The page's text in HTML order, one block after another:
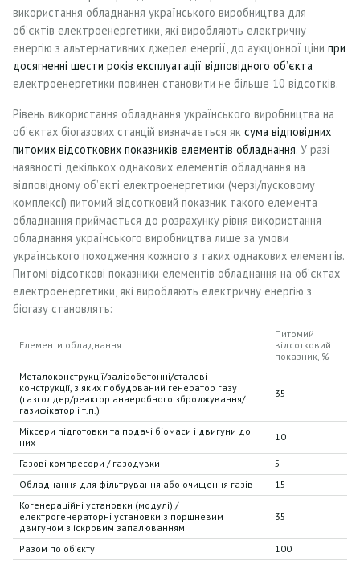
використання обладнання українського виробництва для
об’єктів електроенергетики, які виробляють електричну
енергію з альтернативних джерел енергії, до аукціонної ціни при
досягненні шести років експлуатації відповідного об’єкта
електроенергетики повинен становити не більше 10 відсотків.
Рівень використання обладнання українського виробництва на
об’єктах біогазових станцій визначається як сума відповідних
питомих відсоткових показників елементів обладнання. У разі
наявності декількох однакових елементів обладнання на
відповідному об’єкті електроенергетики (черзі/пусковому
комплексі) питомий відсотковий показник такого елемента
обладнання приймається до розрахунку рівня використання
обладнання українського виробництва лише за умови
українського походження кожного з таких однакових елементів.
Питомі відсоткові показники елементів обладнання на об’єктах
електроенергетики, які виробляють електричну енергію з
біогазу становлять:
Елементи обладнання
Питомий
відсотковий
показник, %
Металоконструкції/залізобетонні/сталеві
конструкції, з яких побудований генератор газу
(газголдер/реактор анаеробного зброджування/
газифікатор і т.п.)
35
Міксери підготовки та подачі біомаси і двигуни до
них
10
Газові компресори / газодувки
5
Обладнання для фільтрування або очищення газів
15
Когенераційні установки (модулі) /
електрогенераторні установки з поршневим
двигуном з іскровим запалюванням
35
Разом по об’єкту 100